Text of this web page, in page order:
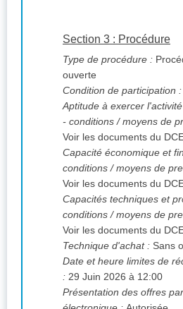
Section 3 : Procédure
Type de procédure :
ouverte
Condition de participation :
Aptitude à exercer
- conditions / moyens de
Voir les documents du
Capacité économique et
conditions / moyens de
Voir les documents du
Capacités techniques et
conditions / moyens de
Voir les documents du
Technique d'achat : Sans
Date et heure limites de
: 29 Juin 2026 à 12:00
Présentation des offres